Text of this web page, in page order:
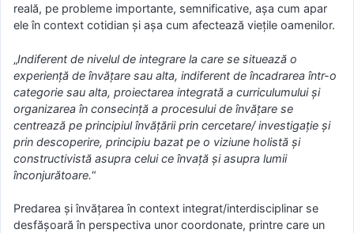
reală, pe probleme importante, semnificative, aşa cum apar
ele în context cotidian şi aşa cum afectează vieţile oamenilor.
„Indiferent de nivelul de integrare la care se situează o
experienţă de învăţare sau alta, indiferent de încadrarea într-o
categorie sau alta, proiectarea integrată a curriculumului şi
organizarea în consecinţă a procesului de învăţare se
centrează pe principiul învăţării prin cercetare/ investigaţie şi
prin descoperire, principiu bazat pe o viziune holistă şi
constructivistă asupra celui ce învaţă şi asupra lumii
înconjurătoare.“
Predarea şi învăţarea în context integrat/interdisciplinar se
desfăşoară în perspectiva unor coordonate, printre care un